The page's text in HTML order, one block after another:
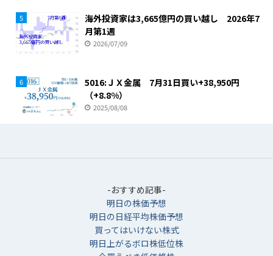
5
海外投資家は3,665億円の買い越し 2026年7
月第1週
2026/07/09
6
5016:ＪＸ金属 7月31日買い+38,950円
（+8.8%）
2025/08/08
-おすすめ記事-
明日の株価予想
明日の日経平均株価予想
買ってはいけない株式
明日上がるボロ株低位株